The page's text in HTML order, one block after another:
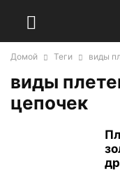
Домой Теги виды
виды
цепочек